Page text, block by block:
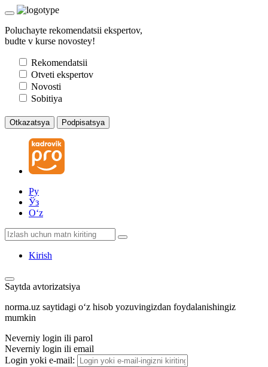
Poluchayte rekomendatsii ekspertov,
budte v kurse novostey!
Rekomendatsii
Otveti ekspertov
Novosti
Sobitiya
Otkazatsya Podpisatsya
Ру
Ўз
Oʻz
Kirish
Saytda avtorizatsiya
norma.uz saytidagi oʻz hisob yozuvingizdan foydalanishingiz
mumkin
Neverniy login ili parol
Neverniy login ili email
Login yoki e-mail: